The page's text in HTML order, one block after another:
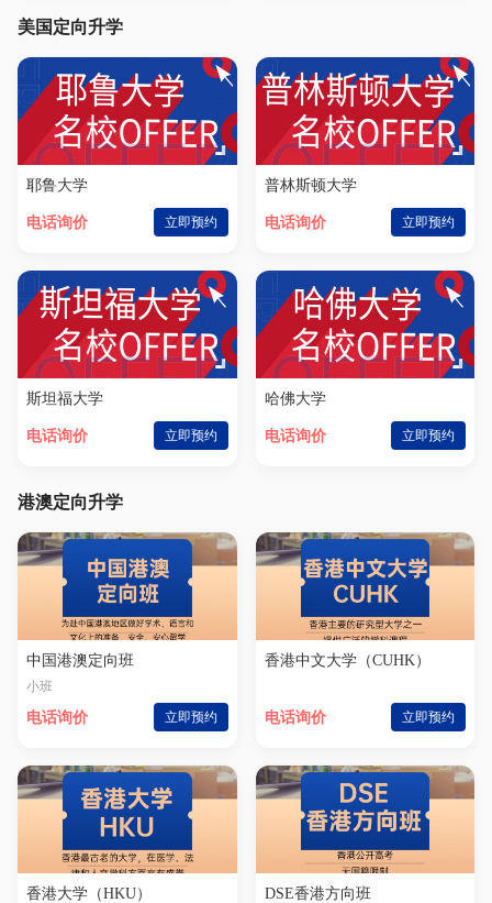
美国定向升学
耶鲁大学
电话询价 立即预约
普林斯顿大学
电话询价 立即预约
斯坦福大学
电话询价 立即预约
哈佛大学
电话询价 立即预约
港澳定向升学
中国港澳定向班
小班
电话询价 立即预约
香港中文大学（CUHK）
电话询价 立即预约
香港大学（HKU） DSE香港方向班